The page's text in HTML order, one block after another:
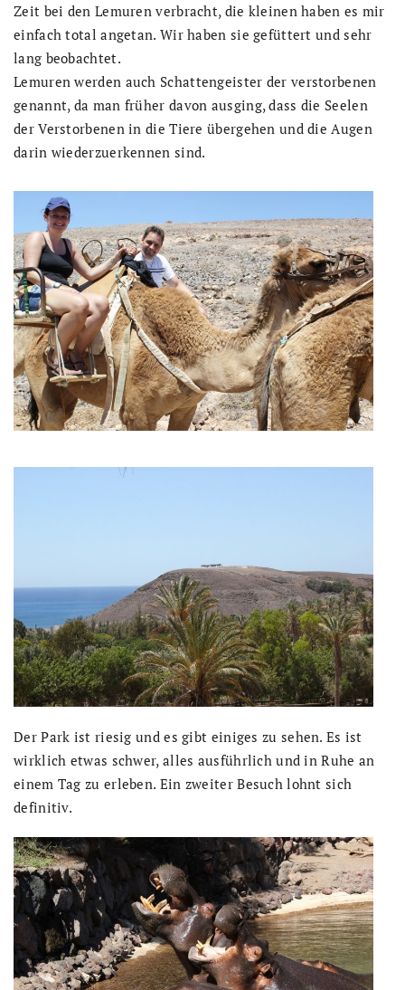
Zeit bei den Lemuren verbracht, die kleinen haben es mir
einfach total angetan. Wir haben sie gefüttert und sehr
lang beobachtet.
Lemuren werden auch Schattengeister der verstorbenen
genannt, da man früher davon ausging, dass die Seelen
der Verstorbenen in die Tiere übergehen und die Augen
darin wiederzuerkennen sind.
Der Park ist riesig und es gibt einiges zu sehen. Es ist
wirklich etwas schwer, alles ausführlich und in Ruhe an
einem Tag zu erleben. Ein zweiter Besuch lohnt sich
definitiv.